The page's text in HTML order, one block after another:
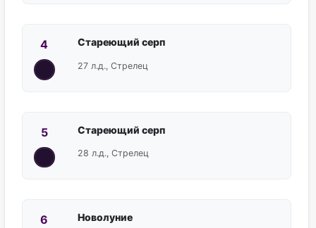
4 Стареющий серп
27 л.д., Стрелец
5 Стареющий серп
28 л.д., Стрелец
6 Новолуние